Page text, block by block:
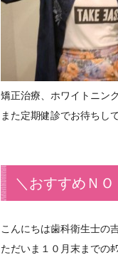
矯正治療、ホワイトニン
また定期健診でお待ちし
＼おすすめＮＯ
こんにちは歯科衛生士の
ただいま１０月末までのﾎ